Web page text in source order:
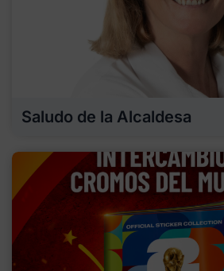
Saludo de la Alcaldesa